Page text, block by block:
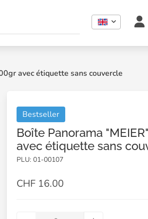
avec étiquette sans couvercle
Bestseller
Boîte Panorama
avec étiquette sans
PLU: 01-00107
CHF 16.00